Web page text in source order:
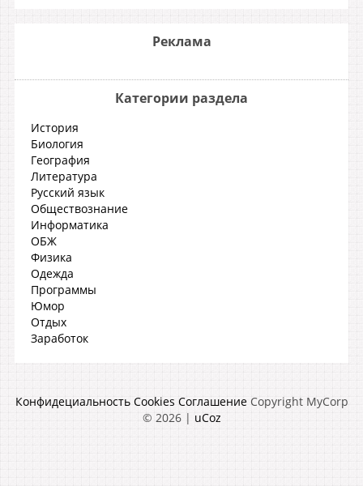
Реклама
Категории раздела
История
Биология
География
Литература
Русский язык
Обществознание
Информатика
ОБЖ
Физика
Одежда
Программы
Юмор
Отдых
Заработок
Конфидециальность Cookies Соглашение Copyright MyCorp
© 2026| uCoz